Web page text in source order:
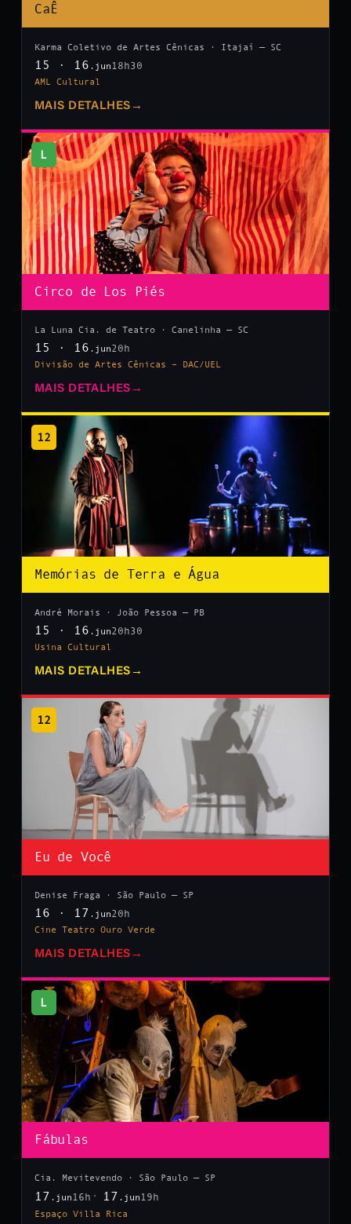
CaÊ
Karma Coletivo de Artes Cênicas · Itajaí — SC
15 · 16 .jun 18h30
AML Cultural
MAIS DETALHES →
L
Circo de Los Piés
La Luna Cia. de Teatro · Canelinha — SC
15 · 16 .jun20h
Divisão de Artes Cênicas – DAC/UEL
MAIS DETALHES →
12
Memórias de Terra e Água
André Morais · João Pessoa — PB
15 · 16 .jun20h30
Usina Cultural
MAIS DETALHES →
12
Eu de Você
Denise Fraga · São Paulo — SP
16 · 17 .jun20h
Cine Teatro Ouro Verde
MAIS DETALHES →
L
Fábulas
Cia. Mevitevendo · São Paulo — SP
17 .jun 16h 17 .jun 19h
Espaço Villa Rica